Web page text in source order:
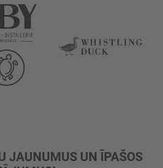
JAUNUMUS UN ĪPAŠOS